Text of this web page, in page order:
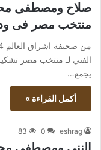
صلاح ومصطفى
منتخب مصر فى
الفني لـ منتخب مصر
يجمع…
أكمل القراءة »
eshrag
0
83